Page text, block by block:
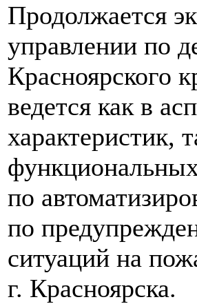
Продолжается
управлении по
Красноярского
ведется как в
характеристик,
по
по
ситуаций на
г. Красноярска.